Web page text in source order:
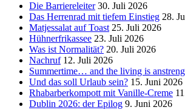
Die Barriereleiter 30. Juli 2026
Das Herrenrad mit tiefem Einstieg 28.
Matjessalat auf Toast 25. Juli 2026
Hühnerfrikassee 23. Juli 2026
Was ist Normalität? 20. Juli 2026
Nachruf 12. Juli 2026
Summertime… and the living is
Und das soll Urlaub sein? 15. Juni 2026
Rhabarberkompott mit Vanille-Creme
Dublin 2026: der Epilog 9. Juni 2026